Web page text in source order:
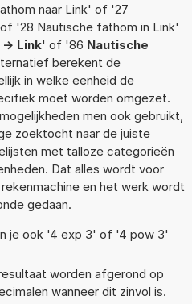
naar Link' of '27
'28 Nautische fathom in Link'
> Link' of '86 Nautische
berekent de
in welke eenheid de
moet worden omgezet.
men ook gebruikt,
zoektocht naar de juiste
met talloze categorieën
Dat alles wordt voor
en het werk wordt
gedaan.
je ook '4 exp 3' of '4 pow 3'
worden afgerond op
wanneer dit zinvol is.